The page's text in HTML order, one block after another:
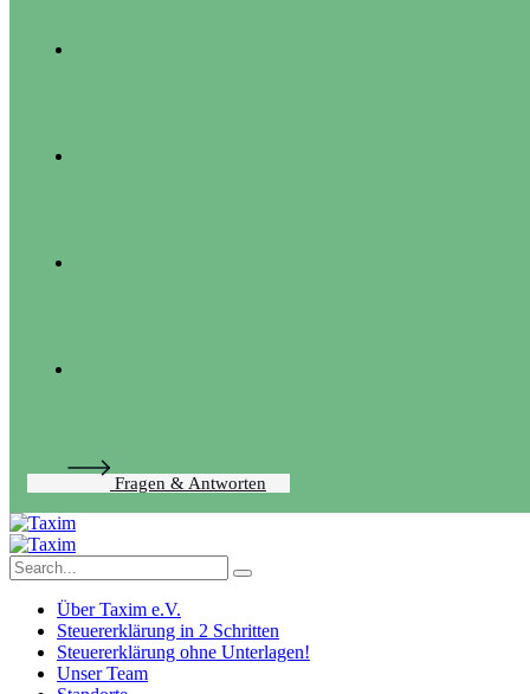
Fragen & Antworten
Über Taxim e.V.
Steuererklärung in 2 Schritten
Steuererklärung ohne Unterlagen!
Unser Team